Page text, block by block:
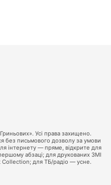
Усі права захищено.
без письмового дозволу за умови
інтернету — пряме, відкрите для
абзаці; для друкованих ЗМІ
для ТБ/радіо — усне.